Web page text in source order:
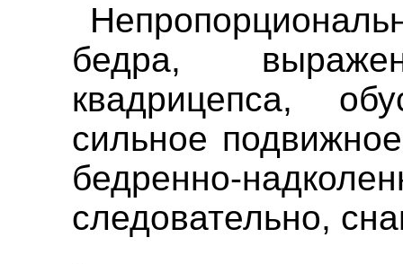
бедра,
квадрицепса,
сильное
бедренно-
следовательно,